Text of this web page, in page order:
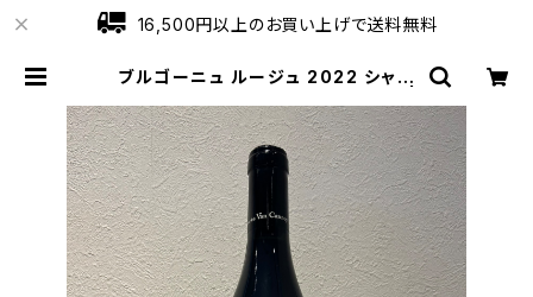
16,500円以上のお買い上げで送料無料
ブルゴーニュ ルージュ 2022 シャル
ワインショップローブ